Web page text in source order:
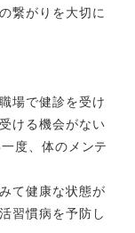
繋がりを大切に
場で健診を受け
ける機会がない
度、体のメンテ
て健康な状態が
習慣病を予防し